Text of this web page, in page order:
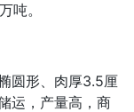
吨。
圆形、肉厚3.5厘
运，产量高，商